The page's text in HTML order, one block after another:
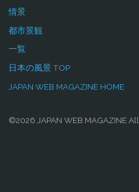
情景
都市景観
一覧
日本の風景 TOP
JAPAN WEB MAGAZINE HOME
©2026 JAPAN WEB MAGAZINE